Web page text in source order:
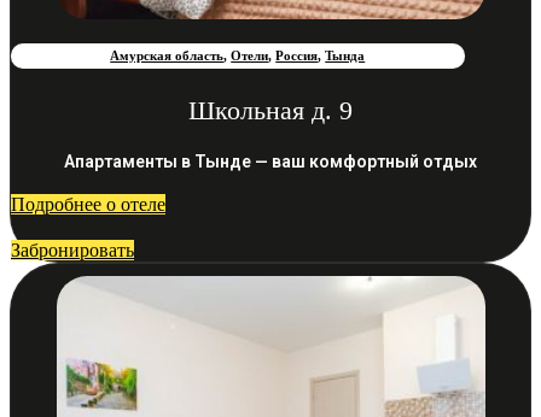
Амурская область,Отели,Россия,Тында
Школьная д. 9
Апартаменты в Тынде — ваш комфортный отдых
Подробнее о отеле
Забронировать